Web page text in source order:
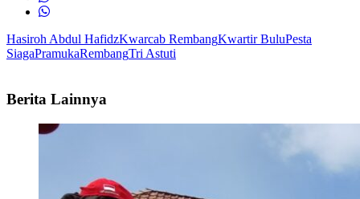
Hasiroh Abdul HafidzKwarcab RembangKwartir BuluPesta
SiagaPramukaRembangTri Astuti
Berita Lainnya